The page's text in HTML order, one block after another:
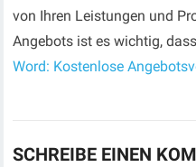
von Ihren Leistungen und
Angebots ist es wichtig,
Word: Kostenlose
SCHREIBE EINEN